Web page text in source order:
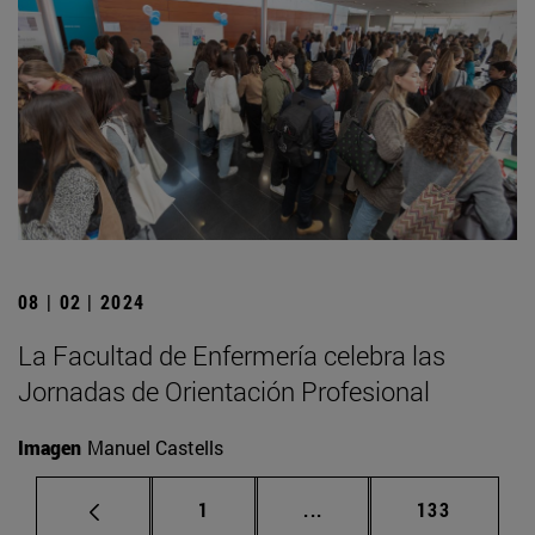
08 | 02 | 2024
La Facultad de Enfermería celebra las
Jornadas de Orientación Profesional
Imagen Manuel Castells
Página
1 ... Páginas intermedias
Página
133